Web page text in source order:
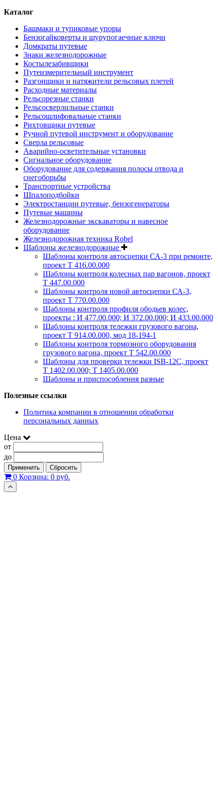
Каталог
Башмаки и тупиковые упоры
Бензогайковерты и шурупогаечные ключи
Домкраты путевые
Знаки железнодорожные
Костылезабивщики
Путеизмерительный инструмент
Разгонщики и натяжители рельсовых плетей
Расходные материалы
Рельсорезные станки
Рельсосверлильные станки
Рельсошлифовальные станки
Рихтовщики путевые
Ручной путевой инструмент и оборудование
Сверла рельсовые
Аварийно-осветительные установки
Сигнальное оборудование
Оборудование для содержания полосы отвода и
снегоборьбы
Транспортные устройства
Шпалоподбойки
Электростанции путевые, бензогенераторы
Путевые машины
Железнодорожные экскаваторы и навесное
оборудование
Железнодорожная техника Robel
Шаблоны железнодорожные
Шаблоны контроля автосцепки СА-3 при ремонте,
проект Т 416.00.000
Шаблоны контроля колесных пар вагонов, проект
Т 447.00.000
Шаблоны контроля новой автосцепки СА-3,
проект Т 770.00.000
Шаблоны контроля профиля ободьев колес,
проекты : И 477.00.000; И 372.00.000; И 433.00.000
Шаблоны контроля тележки грузового вагона,
проект Т 914.00.000, мод 18-194-1
Шаблоны контроля тормозного оборудования
грузового вагона, проект Т 542.00.000
Шаблоны для проверки тележки ISB-12C, проект
Т 1402.00.000; Т 1405.00.000
Шаблоны и приспособления разные
Полезные ссылки
Политика компании в отношении обработки
персональных данных
Цена
от
до
Применить Сбросить
0 Корзина: 0 руб.